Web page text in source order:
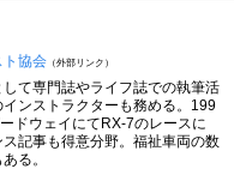
ト協会 （外部リンク）
て専門誌やライフ誌での執筆活
ンストラクターも務める。199
ドウェイにてRX-7のレースに
記事も得意分野。福祉車両の数
る。